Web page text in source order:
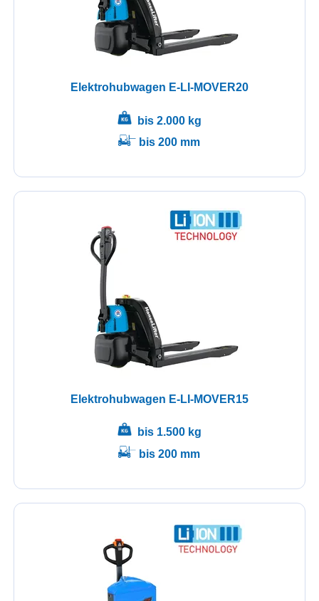
Elektrohubwagen E-LI-MOVER20
bis 2.000 kg
bis 200 mm
Elektrohubwagen E-LI-MOVER15
bis 1.500 kg
bis 200 mm